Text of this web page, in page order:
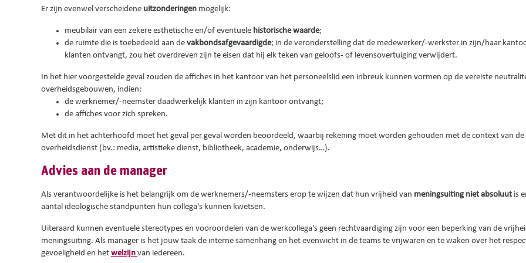
Er zijn evenwel verscheidene uitzonderingen mogelijk:
meubilair van een zekere esthetische en/of eventuele historische waarde;
de ruimte die is toebedeeld aan de vakbondsafgevaardigde; in de veronderstelling dat de medewerker/-werkster in zijn/haar
klanten ontvangt, zou het overdreven zijn te eisen dat hij elk teken van geloofs- of levensovertuiging verwijdert.
In het hier voorgestelde geval zouden de affiches in het kantoor van het personeelslid een inbreuk kunnen vormen op de vereiste
overheidsgebouwen, indien:
de werknemer/-neemster daadwerkelijk klanten in zijn kantoor ontvangt;
de affiches voor zich spreken.
Met dit in het achterhoofd moet het geval per geval worden beoordeeld, waarbij rekening moet worden gehouden met de context van de
overheidsdienst (bv.: media, artistieke dienst, bibliotheek, academie, onderwijs…).
Advies aan de manager
Als verantwoordelijke is het belangrijk om de werknemers/-neemsters erop te wijzen dat hun vrijheid van meningsuiting niet absoluut is
aantal ideologische standpunten hun collega's kunnen kwetsen.
Uiteraard kunnen eventuele stereotypes en vooroordelen van de werkcollega's geen rechtvaardiging zijn voor een beperking van de
meningsuiting. Als manager is het jouw taak de interne samenhang en het evenwicht in de teams te vrijwaren en te waken over het
gevoeligheid en het welzijn van iedereen.